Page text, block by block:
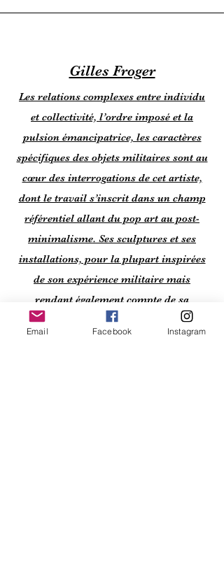
Gilles Froger
Les relations complexes entre individu
et collectivité, l’ordre imposé et la
pulsion émancipatrice, les caractères
spécifiques des objets militaires sont au
cœur des interrogations de cet artiste,
dont le travail s’inscrit dans un champ
référentiel allant du pop art au post-
minimalisme. Ses sculptures et ses
installations, pour la plupart inspirées
de son expérience militaire mais
rendant également compte de sa
connaissance d’un art contemporain
désormais international, trouvent un
Email Facebook Instagram